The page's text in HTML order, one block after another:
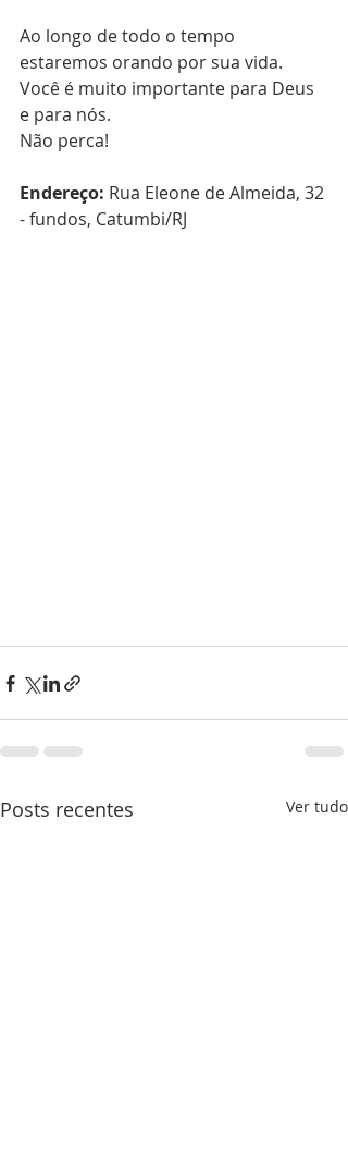
Ao longo de todo o tempo
estaremos orando por sua vida.
Você é muito importante para Deus
e para nós.
Não perca!
Endereço: Rua Eleone de Almeida, 32
- fundos, Catumbi/RJ
Posts recentes Ver tudo